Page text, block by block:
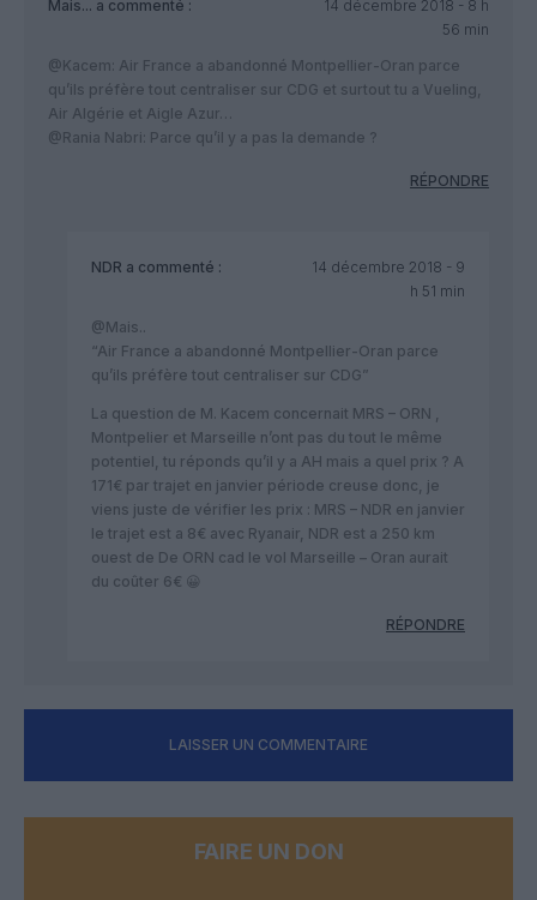
Mais... a commenté :
14 décembre 2018 - 8 h
56 min
@Kacem: Air France a abandonné Montpellier-Oran parce
qu’ils préfère tout centraliser sur CDG et surtout tu a Vueling,
Air Algérie et Aigle Azur…
@Rania Nabri: Parce qu’il y a pas la demande ?
RÉPONDRE
NDR a commenté :
14 décembre 2018 - 9
h 51 min
@Mais..
“Air France a abandonné Montpellier-Oran parce
qu’ils préfère tout centraliser sur CDG”
La question de M. Kacem concernait MRS – ORN ,
Montpelier et Marseille n’ont pas du tout le même
potentiel, tu réponds qu’il y a AH mais a quel prix ? A
171€ par trajet en janvier période creuse donc, je
viens juste de vérifier les prix : MRS – NDR en janvier
le trajet est a 8€ avec Ryanair, NDR est a 250 km
ouest de De ORN cad le vol Marseille – Oran aurait
du coûter 6€ 😀
RÉPONDRE
LAISSER UN COMMENTAIRE
FAIRE UN DON